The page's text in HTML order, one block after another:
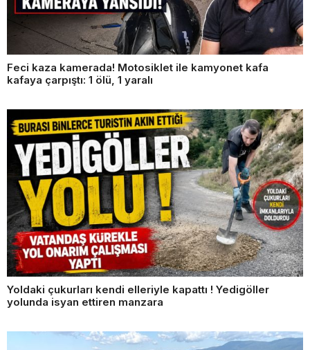
Feci kaza kamerada! Motosiklet ile kamyonet kafa
kafaya çarpıştı: 1 ölü, 1 yaralı
Yoldaki çukurları kendi elleriyle kapattı ! Yedigöller
yolunda isyan ettiren manzara